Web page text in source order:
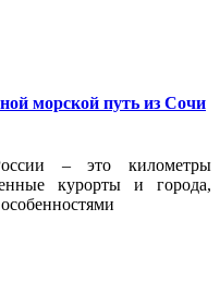
морской путь из Сочи
– это километры
курорты и города,